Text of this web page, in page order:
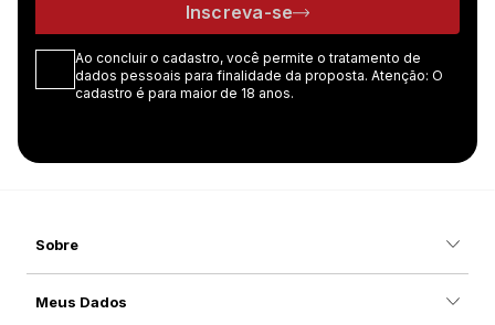
Inscreva-se
Ao concluir o cadastro, você permite o tratamento de
dados pessoais para finalidade da proposta. Atenção: O
cadastro é para maior de 18 anos.
Sobre
Meus Dados